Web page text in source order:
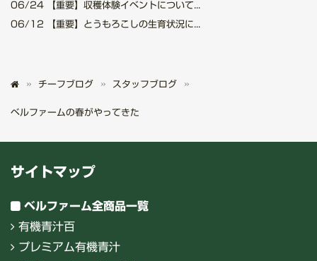
06/24 【重要】収穫体験イベントについて...
06/12 【重要】とうもろこしの生育状況に...
チーフブログ スタッフブログ
ベルファームの春がやってきた
サイトマップ
ベルファーム全商品一覧
有機青汁百
プレミアム有機青汁